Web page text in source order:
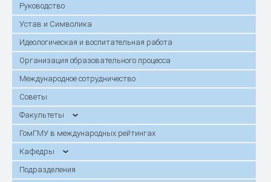
Руководство
Устав и Символика
Идеологическая и воспитательная работа
Организация образовательного процесса
Международное сотрудничество
Советы
Факультеты
ГомГМУ в международных рейтингах
Кафедры
Подразделения